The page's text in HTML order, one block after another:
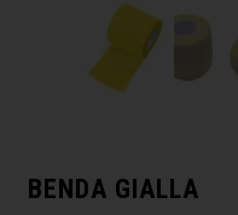
BENDA GIALLA